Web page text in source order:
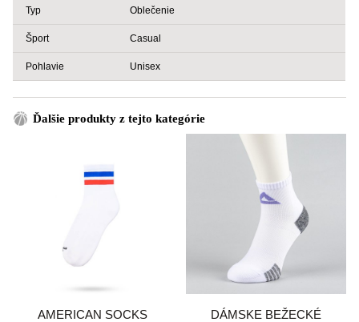
Typ Oblečenie
Šport Casual
Pohlavie Unisex
Ďalšie produkty z tejto kategórie
AMERICAN SOCKS
DÁMSKE BEŽECKÉ